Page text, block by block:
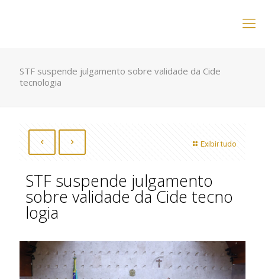
STF suspende julgamento sobre validade da Cide
tecno​logia
Exibir tudo
STF suspende julgamento
sobre validade da Cide tecno​
logia